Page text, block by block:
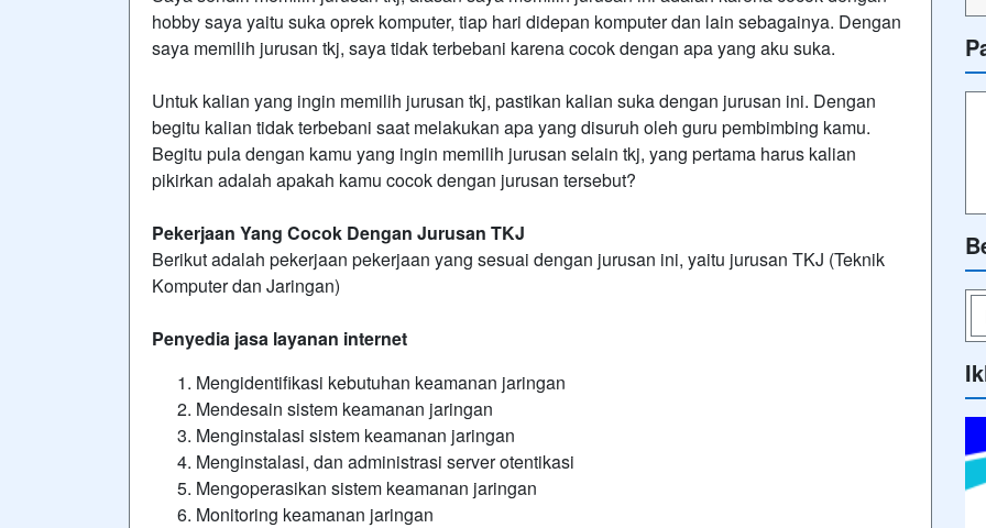
hobby saya yaitu suka oprek komputer, tiap hari didepan komputer dan lain sebagainya. Dengan
saya memilih jurusan tkj, saya tidak terbebani karena cocok dengan apa yang aku suka.
Untuk kalian yang ingin memilih jurusan tkj, pastikan kalian suka dengan jurusan ini. Dengan
begitu kalian tidak terbebani saat melakukan apa yang disuruh oleh guru pembimbing kamu.
Begitu pula dengan kamu yang ingin memilih jurusan selain tkj, yang pertama harus kalian
pikirkan adalah apakah kamu cocok dengan jurusan tersebut?
Pekerjaan Yang Cocok Dengan Jurusan TKJ
Berikut adalah pekerjaan pekerjaan yang sesuai dengan jurusan ini, yaitu jurusan TKJ (Teknik
Komputer dan Jaringan)
Penyedia jasa layanan internet
Mengidentifikasi kebutuhan keamanan jaringan
Mendesain sistem keamanan jaringan
Menginstalasi sistem keamanan jaringan
Menginstalasi, dan administrasi server otentikasi
Mengoperasikan sistem keamanan jaringan
Monitoring keamanan jaringan